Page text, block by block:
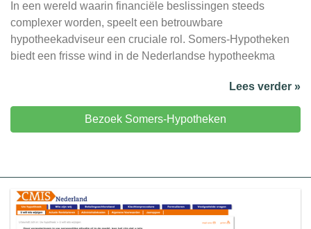
In een wereld waarin financiële beslissingen steeds
complexer worden, speelt een betrouwbare
hypotheekadviseur een cruciale rol. Somers-Hypotheken
biedt een frisse wind in de Nederlandse hypotheekma
Lees verder »
Bezoek Somers-Hypotheken